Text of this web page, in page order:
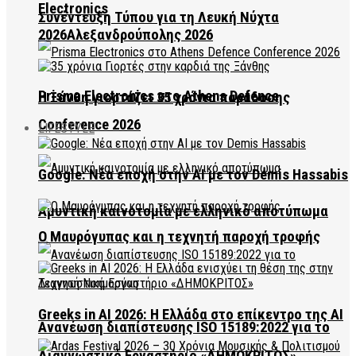
Electronics
Prisma Electronics στο Athens Defence
Conference 2026
Αμυντική καινοτομία με ελληνικό αποτύπωμα
Ανανέωση διαπίστευσης ISO 15189:2022 για το
Συνέντευξη Τύπου για τη Λευκή Νύχτα
2026Αλεξανδρούπολης 2026
Η Ξάνθη γιορτάζει 35 χρόνια παράδοσης
LIFESTYLE
Google: Νέα εποχή στην AI με τον Demis Hassabis
Ο Μαυρόγυπας και η τεχνητή παροχή τροφής
Greeks in AI 2026: Η Ελλάδα στο επίκεντρο της AI